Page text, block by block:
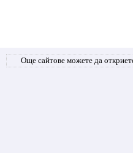
Още сайтове можете да